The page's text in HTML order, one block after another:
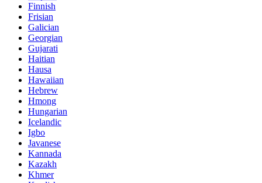
Finnish
Frisian
Galician
Georgian
Gujarati
Haitian
Hausa
Hawaiian
Hebrew
Hmong
Hungarian
Icelandic
Igbo
Javanese
Kannada
Kazakh
Khmer